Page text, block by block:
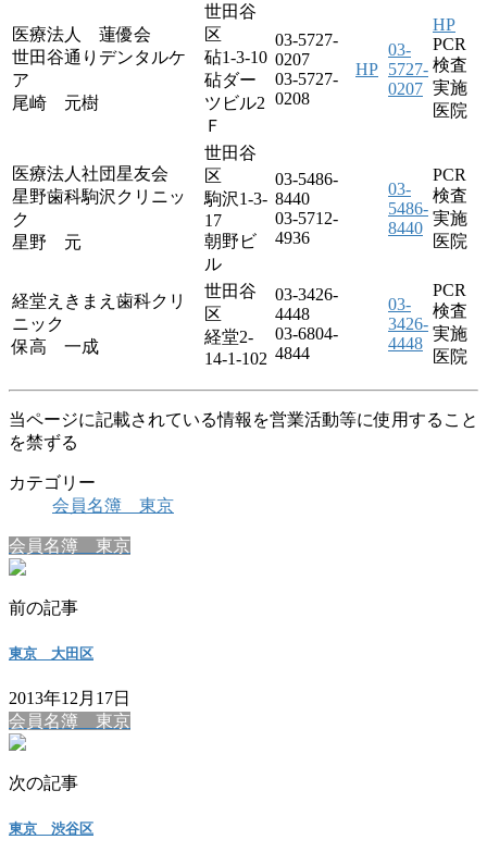
医療法人 蓮優会
世田谷通りデンタルケ
ア
尾崎 元樹
世田谷
区
砧1-3-10
砧ダー
ツビル2
Ｆ
03-5727-
0207
03-5727-
0208
HP
03-
5727-
0207
HP
PCR
検査
実施
医院
医療法人社団星友会
星野歯科駒沢クリニッ
ク
星野 元
世田谷
区
駒沢1-3-
17
朝野ビ
ル
03-5486-
8440
03-5712-
4936
03-
5486-
8440
PCR
検査
実施
医院
経堂えきまえ歯科クリ
ニック
保高 一成
世田谷
区
経堂2-
14-1-102
03-3426-
4448
03-6804-
4844
03-
3426-
4448
PCR
検査
実施
医院
当ページに記載されている情報を営業活動等に使用すること
を禁ずる
カテゴリー
会員名簿 東京
会員名簿 東京
前の記事
東京 大田区
2013年12月17日
会員名簿 東京
次の記事
東京 渋谷区